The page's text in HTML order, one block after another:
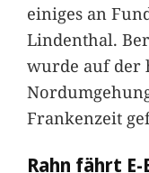
einiges an
Lindenthal.
wurde auf der
Frankenzeit
Rahn fährt E-